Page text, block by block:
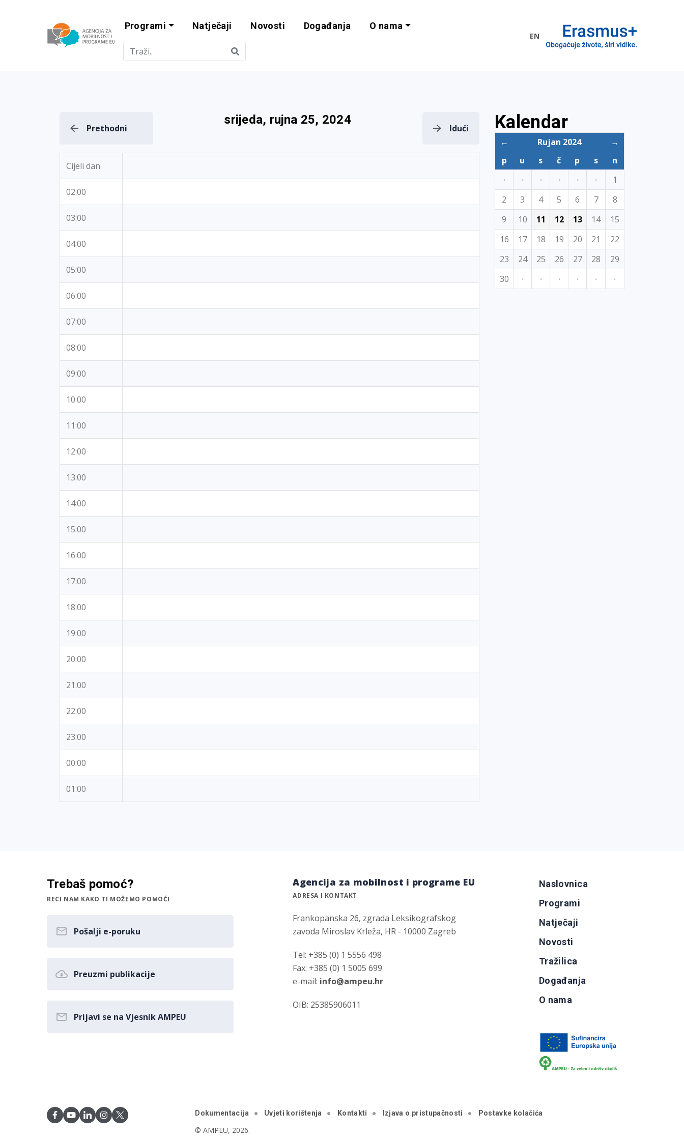
Agencija za mobilnost i programe EU
Programi Natječaji Novosti Događanja O nama
EN
Prethodni
srijeda, rujna 25, 2024
Idući
Cijeli dan
02:00
03:00
04:00
05:00
06:00
07:00
08:00
09:00
10:00
11:00
12:00
13:00
14:00
15:00
16:00
17:00
18:00
19:00
20:00
21:00
22:00
23:00
00:00
01:00
Kalendar
← Rujan 2024
→
p
u s č p s
n
·
· · · · ·
1
2
3 4 5 6 7
8
9
10 11 12 13 14
15
16
17 18 19 20 21
22
23
24 25 26 27 28
29
30
· · · · · ·
Trebaš pomoć?
RECI NAM KAKO TI MOŽEMO POMOĆI
Pošalji e-poruku
Preuzmi publikacije
Prijavi se na Vjesnik AMPEU
Agencija za mobilnost i programe EU
ADRESA I KONTAKT
Frankopanska 26, zgrada Leksikografskog
zavoda Miroslav Krleža, HR - 10000 Zagreb
Tel: +385 (0) 1 5556 498
Fax: +385 (0) 1 5005 699
e-mail: info@ampeu.hr
OIB: 25385906011
Naslovnica
Programi
Natječaji
Novosti
Tražilica
Događanja
O nama
Dokumentacija Uvjeti korištenja Kontakti Izjava o pristupačnosti Postavke kolačića
© AMPEU, 2026.